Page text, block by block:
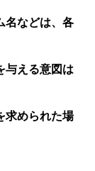
名などは、各
与える意図は
求められた場